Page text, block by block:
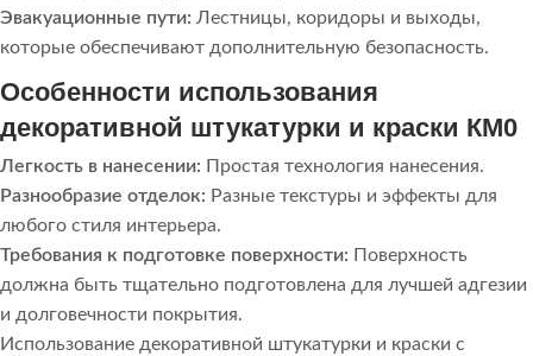
Эвакуационные пути: Лестницы, коридоры и выходы,
которые обеспечивают дополнительную безопасность.
Особенности использования
декоративной штукатурки и краски КМ0
Легкость в нанесении: Простая технология нанесения.
Разнообразие отделок: Разные текстуры и эффекты для
любого стиля интерьера.
Требования к подготовке поверхности: Поверхность
должна быть тщательно подготовлена для лучшей адгезии
и долговечности покрытия.
Использование декоративной штукатурки и краски с